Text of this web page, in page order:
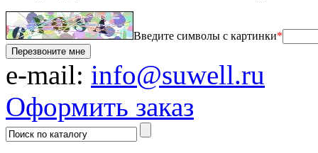
Введите символы с картинки*
Перезвоните мне
e-mail: info@suwell.ru
Оформить заказ